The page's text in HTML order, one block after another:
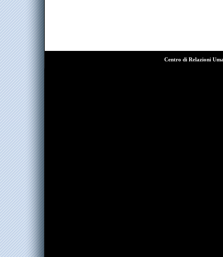
Centro di Relazioni